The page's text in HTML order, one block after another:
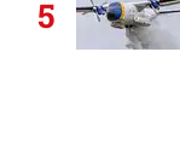
5